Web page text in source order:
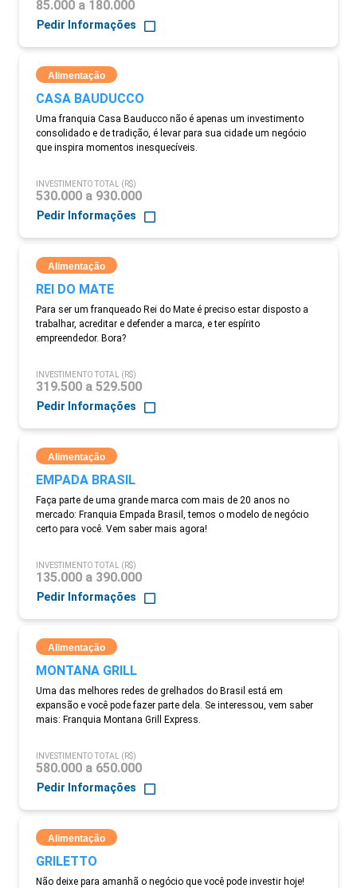
85.000 a 180.000
Pedir Informações
Alimentação
CASA BAUDUCCO
Uma franquia Casa Bauducco não é apenas um investimento
consolidado e de tradição, é levar para sua cidade um negócio
que inspira momentos inesquecíveis.
INVESTIMENTO TOTAL (R$)
530.000 a 930.000
Pedir Informações
Alimentação
REI DO MATE
Para ser um franqueado Rei do Mate é preciso estar disposto a
trabalhar, acreditar e defender a marca, e ter espírito
empreendedor. Bora?
INVESTIMENTO TOTAL (R$)
319.500 a 529.500
Pedir Informações
Alimentação
EMPADA BRASIL
Faça parte de uma grande marca com mais de 20 anos no
mercado: Franquia Empada Brasil, temos o modelo de negócio
certo para você. Vem saber mais agora!
INVESTIMENTO TOTAL (R$)
135.000 a 390.000
Pedir Informações
Alimentação
MONTANA GRILL
Uma das melhores redes de grelhados do Brasil está em
expansão e você pode fazer parte dela. Se interessou, vem saber
mais: Franquia Montana Grill Express.
INVESTIMENTO TOTAL (R$)
580.000 a 650.000
Pedir Informações
Alimentação
GRILETTO
Não deixe para amanhã o negócio que você pode investir hoje!